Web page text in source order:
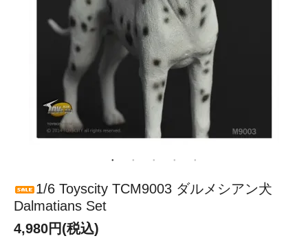
1/6 Toyscity TCM9003 ダルメシアン犬
Dalmatians Set
4,980円(税込)